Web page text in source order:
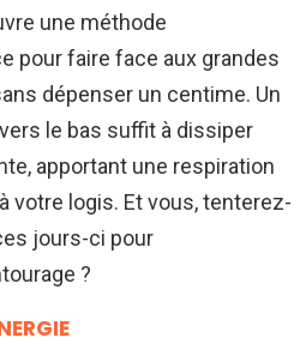
une méthode
pour faire face aux grandes
dépenser un centime. Un
le bas suffit à dissiper
apportant une respiration
votre logis. Et vous, tenterez-
jours-ci pour
?